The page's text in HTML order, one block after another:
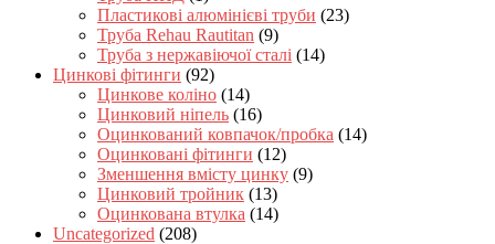
Пластикові алюмінієві труби (23)
Труба Rehau Rautitan (9)
Труба з нержавіючої сталі (14)
Цинкові фітинги (92)
Цинкове коліно (14)
Цинковий ніпель (16)
Оцинкований ковпачок/пробка (14)
Оцинковані фітинги (12)
Зменшення вмісту цинку (9)
Цинковий тройник (13)
Оцинкована втулка (14)
Uncategorized (208)